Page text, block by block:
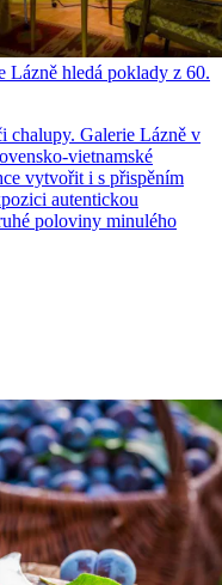
Lázně hledá poklady z 60.
chalupy. Galerie Lázně v
vietnamské
vytvořit i s přispěním
autentickou
poloviny minulého